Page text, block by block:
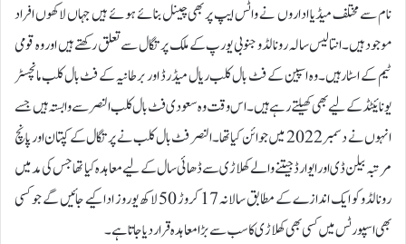
نام سے مختلف میڈیا اداروں نے واٹس ایپ پر بھی چینل بنائے ہوئے ہیں جہاں لاکھوں افراد
موجود ہیں۔انتالیس سالہ رونالڈو جنوبی یورپ کے ملک پرتگال سے تعلق رکھتے ہیں اور وہ قومی
ٹیم کے اسٹار ہیں۔وہ اسپین کے فٹ بال کلب ریال میڈرڈ اور برطانیہ کے فٹ بال کلب مانچسٹر
یونائیٹڈ کے لیے بھی کھیلتے رہے ہیں۔ اس وقت وہ سعودی فٹ بال کلب النصر سے وابستہ ہیں جسے
انہوں نے دسمبر 2022 میں جوائن کیا تھا۔النصر فٹ بال کلب نے پرتگال کے کپتان اور پانچ
مرتبہ بیلن ڈی اور ایوارڈ جیتنے والے کھلاڑی سے ڈھائی سال کے لیے معاہدہ کیا تھا جس کی مد میں
رونالڈو کو ایک اندازے کے مطابق سالانہ 17 کروڑ 50 لاکھ یوروز ادا کیے جائیں گے جو کسی
بھی اسپورٹس میں کسی بھی کھلاڑی کا سب سے بڑا معاہدہ قرار دیا جاتا ہے۔